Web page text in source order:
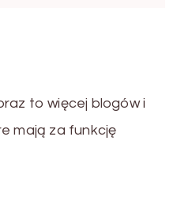
to więcej blogów i
mają za funkcję